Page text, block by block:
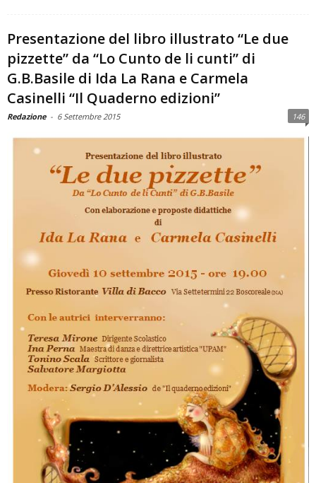
Presentazione del libro illustrato “Le due
pizzette” da “Lo Cunto de li cunti” di
G.B.Basile di Ida La Rana e Carmela
Casinelli “Il Quaderno edizioni”
Redazione - 6 Settembre 2015 146